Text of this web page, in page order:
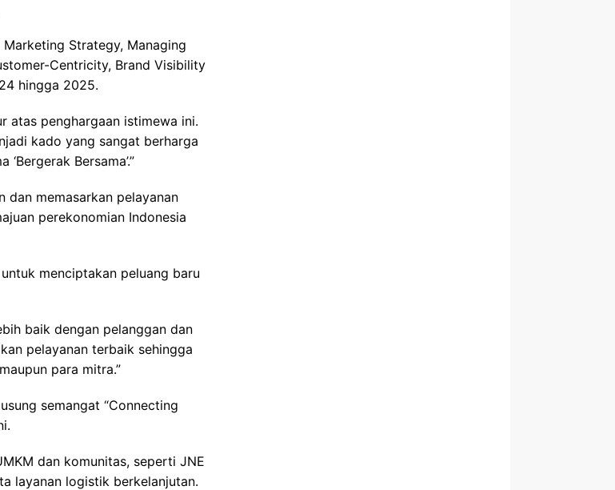
Strategy, Managing
Centricity, Brand Visibility
hingga 2025.
atas penghargaan istimewa ini.
kado yang sangat berharga
Bersama’.”
dan memasarkan pelayanan
perekonomian Indonesia
menciptakan peluang baru
baik dengan pelanggan dan
pelayanan terbaik sehingga
para mitra.”
semangat “Connecting
dan komunitas, seperti JNE
layanan logistik berkelanjutan.